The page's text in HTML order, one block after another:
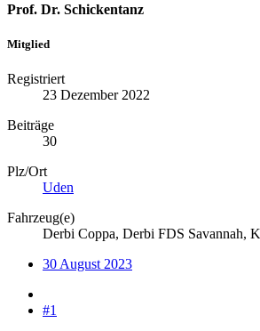
Prof. Dr. Schickentanz
Mitglied
Registriert
23 Dezember 2022
Beiträge
30
Plz/Ort
Uden
Fahrzeug(e)
Derbi Coppa, Derbi FDS Savannah,
30 August 2023
#1